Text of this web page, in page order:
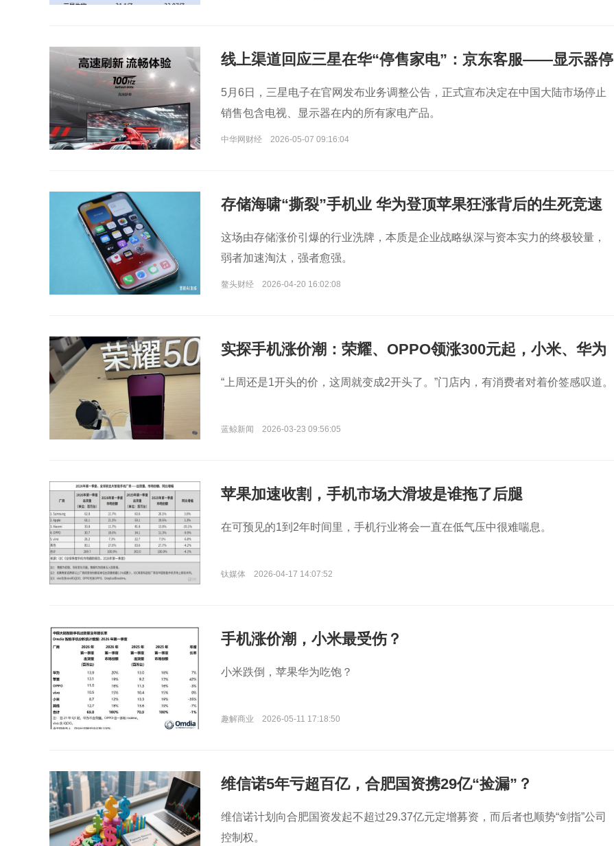
线上渠道回应三星在华“停售家电”：京东客服——显示器停
售，电视仍可买；淘宝客服——未接到通知，均可购买
5月6日，三星电子在官网发布业务调整公告，正式宣布决定在中国大陆市场停止
销售包含电视、显示器在内的所有家电产品。
中华网财经 2026-05-07 09:16:04
存储海啸“撕裂”手机业 华为登顶苹果狂涨背后的生死竞速
这场由存储涨价引爆的行业洗牌，本质是企业战略纵深与资本实力的终极较量，
弱者加速淘汰，强者愈强。
鳌头财经 2026-04-20 16:02:08
实探手机涨价潮：荣耀、OPPO领涨300元起，小米、华为
暂未跟进，千元机加速退场
“上周还是1开头的价，这周就变成2开头了。”门店内，有消费者对着价签感叹道。
蓝鲸新闻 2026-03-23 09:56:05
苹果加速收割，手机市场大滑坡是谁拖了后腿
在可预见的1到2年时间里，手机行业将会一直在低气压中很难喘息。
钛媒体 2026-04-17 14:07:52
手机涨价潮，小米最受伤？
小米跌倒，苹果华为吃饱？
趣解商业 2026-05-11 17:18:50
维信诺5年亏超百亿，合肥国资携29亿“捡漏”？
维信诺计划向合肥国资发起不超过29.37亿元定增募资，而后者也顺势“剑指”公司
控制权。